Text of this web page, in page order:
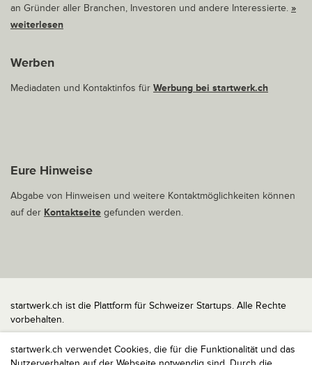
startwerk.ch verwendet Cookies, die für die Funktionalität und das
an Gründer aller Branchen, Investoren und andere Interessierte. »
weiterlesen
Werben
Mediadaten und Kontaktinfos für Werbung bei startwerk.ch
Eure Hinweise
Abgabe von Hinweisen und weitere Kontaktmöglichkeiten können
auf der Kontaktseite gefunden werden.
startwerk.ch ist die Plattform für Schweizer Startups. Alle Rechte
vorbehalten.
Impressum
Kontakt